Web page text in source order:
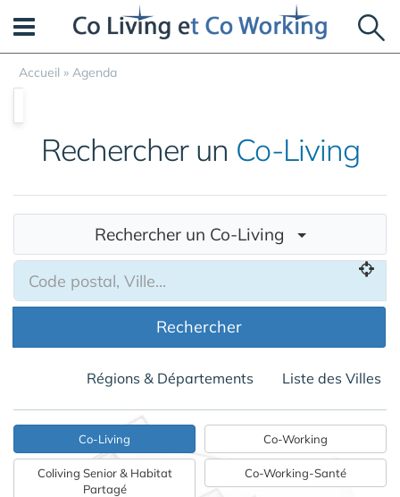
Accueil » Agenda
Rechercher un Co-Living
Rechercher un Co-Living
Rechercher
Régions & Départements Liste des Villes
Co-Living
Coliving Senior & Habitat
Partagé
Co-Working
Co-Working-Santé
Panneau de gestion des cookies